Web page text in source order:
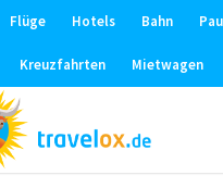
Flüge Hotels Bahn
Kreuzfahrten Mietwagen